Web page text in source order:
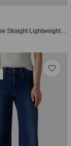
724™ High Rise Straight Lightweight Kadın Jean Pantolon - Slipped In Cool